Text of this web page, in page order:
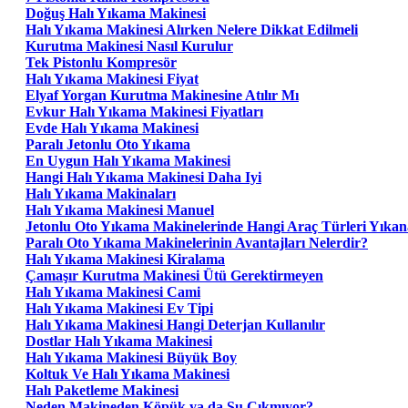
Doğuş Halı Yıkama Makinesi
Halı Yıkama Makinesi Alırken Nelere Dikkat Edilmeli
Kurutma Makinesi Nasıl Kurulur
Tek Pistonlu Kompresör
Halı Yıkama Makinesi Fiyat
Elyaf Yorgan Kurutma Makinesine Atılır Mı
Evkur Halı Yıkama Makinesi Fiyatları
Evde Halı Yıkama Makinesi
Paralı Jetonlu Oto Yıkama
En Uygun Halı Yıkama Makinesi
Hangi Halı Yıkama Makinesi Daha Iyi
Halı Yıkama Makinaları
Halı Yıkama Makinesi Manuel
Jetonlu Oto Yıkama Makinelerinde Hangi Araç Türleri
Paralı Oto Yıkama Makinelerinin Avantajları Nelerdir?
Halı Yıkama Makinesi Kiralama
Çamaşır Kurutma Makinesi Ütü Gerektirmeyen
Halı Yıkama Makinesi Cami
Halı Yıkama Makinesi Ev Tipi
Halı Yıkama Makinesi Hangi Deterjan Kullanılır
Dostlar Halı Yıkama Makinesi
Halı Yıkama Makinesi Büyük Boy
Koltuk Ve Halı Yıkama Makinesi
Halı Paketleme Makinesi